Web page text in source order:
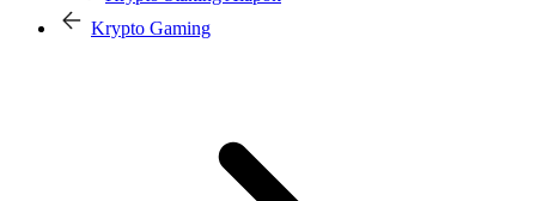
Krypto Gaming